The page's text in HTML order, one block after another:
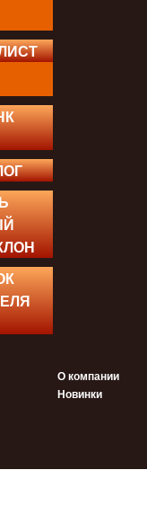
О компании
Новинки